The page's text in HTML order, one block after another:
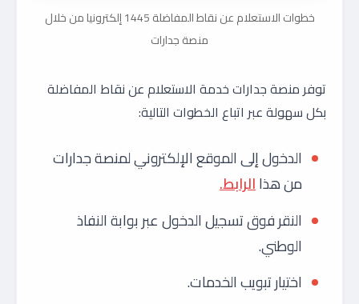
خطوات الاستعلام عن نقاط المفاضلة 1445 إلكترونيا من خلال
منصة جدارات
توفر منصة جدارات خدمة الاستعلام عن نقاط المفاضلة
بكل سهولة عبر اتباع الخطوات التالية:
الدخول إلى الموقع الإلكتروني لمنصة جدارات
من هذاالرابط.
النقر فوق تسجيل الدخول عبر بوابة النفاذ
الوطني.
اختيار تبويب الخدمات.